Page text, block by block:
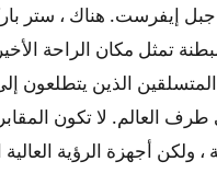
إيفرست. هناك ، ستر
تمثل مكان الراحة
الذين يتطلعون
العالم. لا تكون
، ولكن أجهزة الرؤية العالية